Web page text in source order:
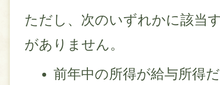
ただし、次のいずれかに該当
がありません。
前年中の所得が給与所得